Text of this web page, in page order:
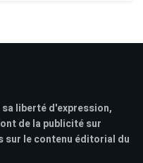
liberté d'expression,
de la publicité sur
sur le contenu éditorial du